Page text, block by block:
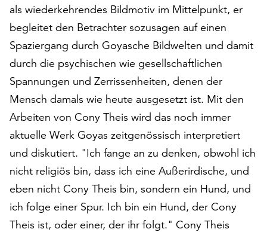
Einverständnis
jederzeit
ändern
und
widerrufen.
Dafür
steht
Ihnen
Ende
der
Seite
die
Schaltfläche
„Cookie-
Einstellungen“
als wiederkehrendes Bildmotiv im Mittelpunkt, er
begleitet den Betrachter sozusagen auf einen
Spaziergang durch Goyasche Bildwelten und damit
durch die psychischen wie gesellschaftlichen
Spannungen und Zerrissenheiten, denen der
Mensch damals wie heute ausgesetzt ist. Mit den
Arbeiten von Cony Theis wird das noch immer
aktuelle Werk Goyas zeitgenössisch interpretiert
und diskutiert. "Ich fange an zu denken, obwohl ich
nicht religiös bin, dass ich eine Außerirdische, und
eben nicht Cony Theis bin, sondern ein Hund, und
ich folge einer Spur. Ich bin ein Hund, der Cony
Theis ist, oder einer, der ihr folgt." Cony Theis